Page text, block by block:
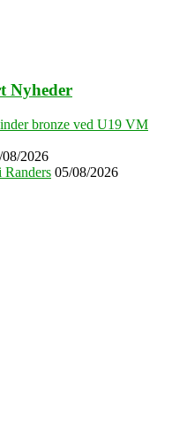
Nyheder
bronze ved U19 VM
08/2026
Randers 05/08/2026